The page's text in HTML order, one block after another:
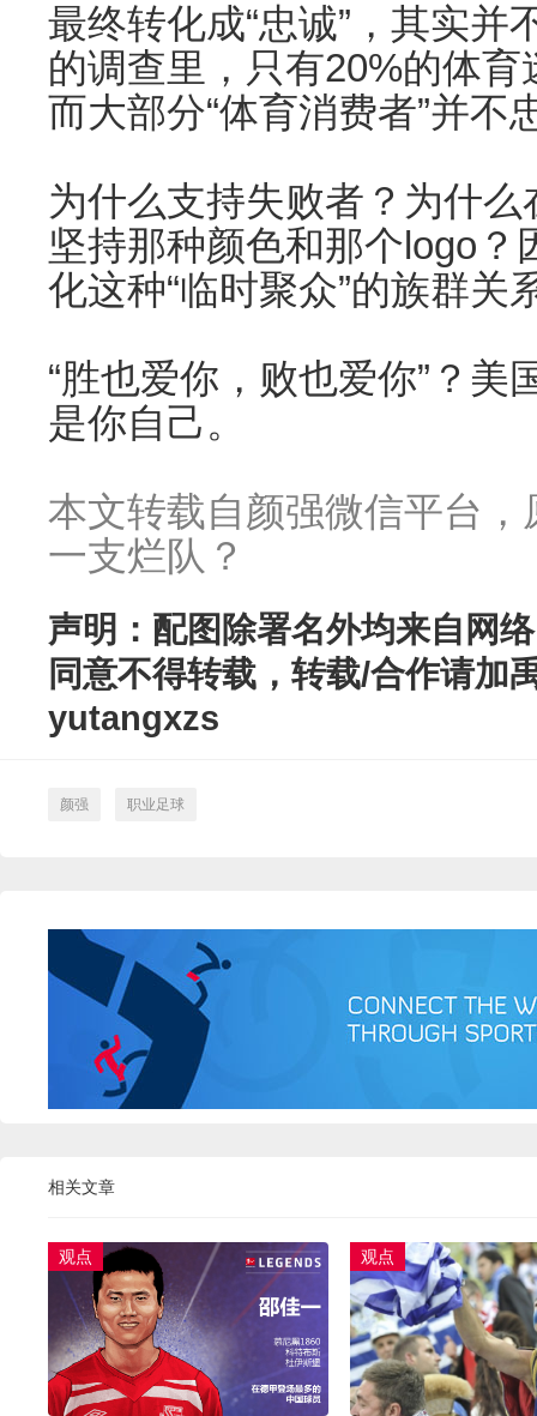
最终转化成“忠诚”，其实并
的调查里，只有20%的体
而大部分“体育消费者”并不
为什么支持失败者？为什
坚持那种颜色和那个logo？
化这种“临时聚众”的族群关
“胜也爱你，败也爱你”？美
是你自己。
本文转载自颜强微信平台
一支烂队？
声明：配图除署名外均来自网
同意不得转载，转载/合作请加
yutangxzs
颜强 职业足球
相关文章
观点 观点